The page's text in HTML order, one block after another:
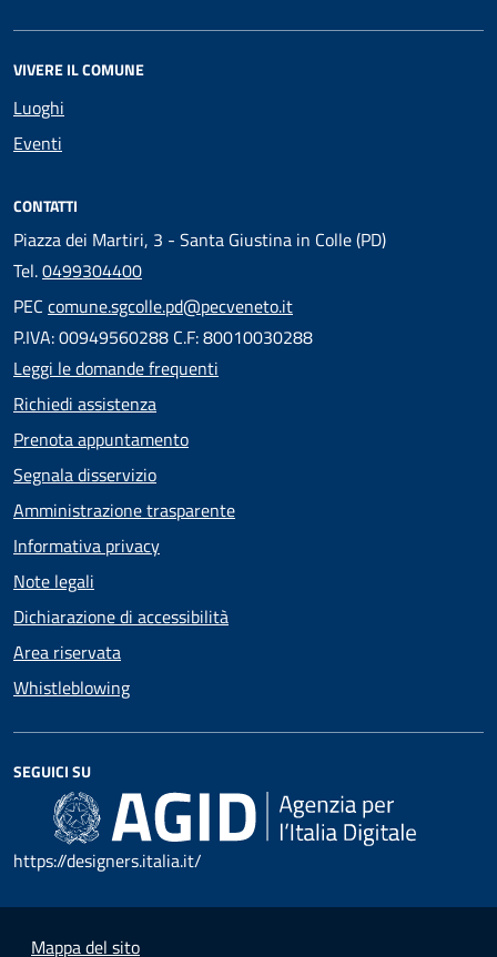
VIVERE IL COMUNE
Luoghi
Eventi
CONTATTI
Piazza dei Martiri, 3 - Santa Giustina in Colle (PD)
Tel.0499304400
PEC comune.sgcolle.pd@pecveneto.it
P.IVA: 00949560288 C.F: 80010030288
Leggi le domande frequenti
Richiedi assistenza
Prenota appuntamento
Segnala disservizio
Amministrazione trasparente
Informativa privacy
Note legali
Dichiarazione di accessibilità
Area riservata
Whistleblowing
SEGUICI SU
https://designers.italia.it/
Mappa del sito